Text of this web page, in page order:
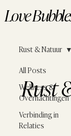
Love
All Posts
Wellness &
Overnachtingen
Verbinding in
Relaties
Rust & Natuur
Rust